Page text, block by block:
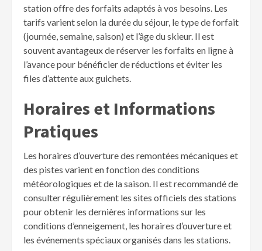
station offre des forfaits adaptés à vos besoins. Les
tarifs varient selon la durée du séjour, le type de forfait
(journée, semaine, saison) et l’âge du skieur. Il est
souvent avantageux de réserver les forfaits en ligne à
l’avance pour bénéficier de réductions et éviter les
files d’attente aux guichets.
Horaires et Informations
Pratiques
Les horaires d’ouverture des remontées mécaniques et
des pistes varient en fonction des conditions
météorologiques et de la saison. Il est recommandé de
consulter régulièrement les sites officiels des stations
pour obtenir les dernières informations sur les
conditions d’enneigement, les horaires d’ouverture et
les événements spéciaux organisés dans les stations.